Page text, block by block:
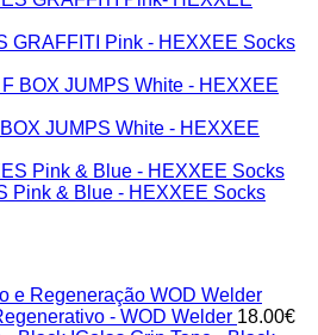
GRAFFITI Pink - HEXXEE Socks
JUMPS White - HEXXEE
Pink & Blue - HEXXEE Socks
- WOD Welder 18.00€